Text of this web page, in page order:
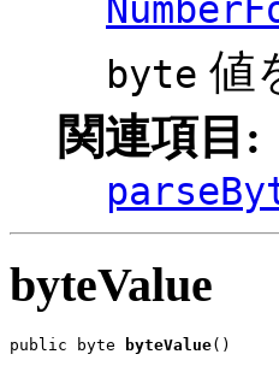
byte 値
関連項目:
byteValue
public byte byteValue()